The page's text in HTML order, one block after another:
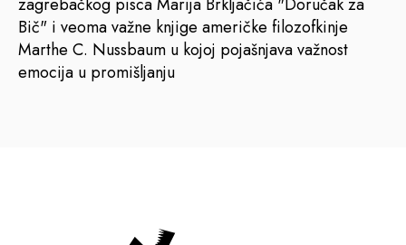
Bič" i veoma važne knjige američke filozofkinje
Marthe C. Nussbaum u kojoj pojašnjava važnost
emocija u promišljanju